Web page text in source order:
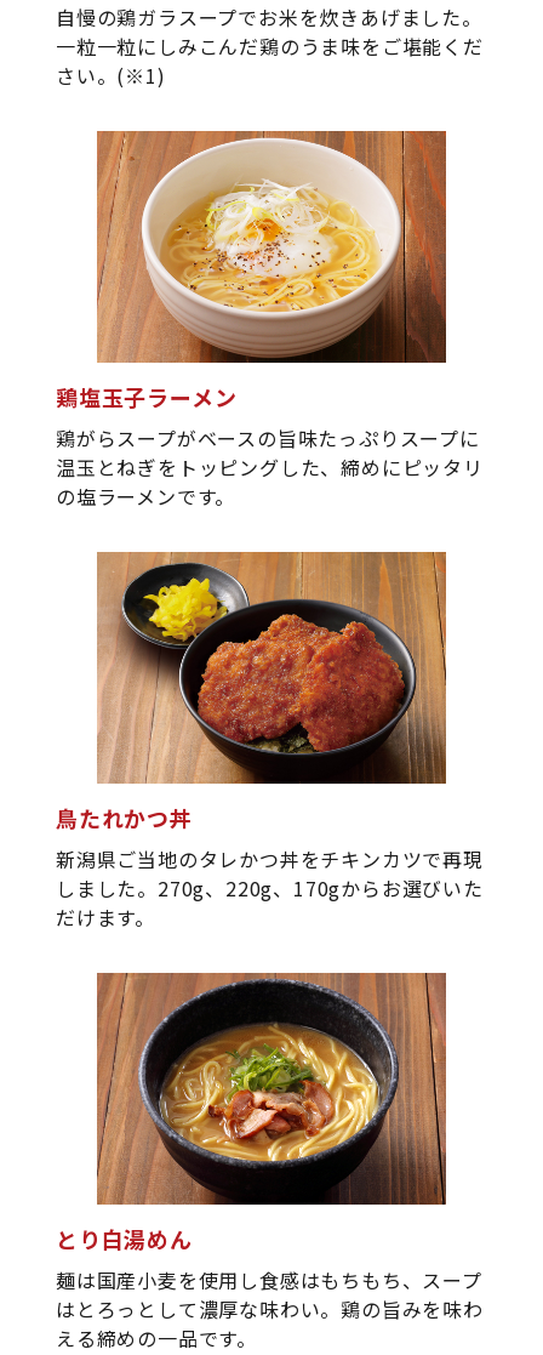
自慢の鶏ガラスープでお米を炊きあげました。
一粒一粒にしみこんだ鶏のうま味をご堪能くだ
さい。(※1)
鶏塩玉子ラーメン
鶏がらスープがベースの旨味たっぷりスープに
温玉とねぎをトッピングした、締めにピッタリ
の塩ラーメンです。
鳥たれかつ丼
新潟県ご当地のタレかつ丼をチキンカツで再現
しました。270g、220g、170gからお選びいた
だけます。
とり白湯めん
麺は国産小麦を使用し食感はもちもち、スープ
はとろっとして濃厚な味わい。鶏の旨みを味わ
える締めの一品です。